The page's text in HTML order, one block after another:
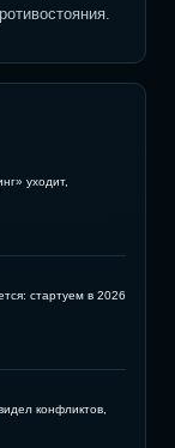
уходит,
стартуем в 2026
конфликтов,